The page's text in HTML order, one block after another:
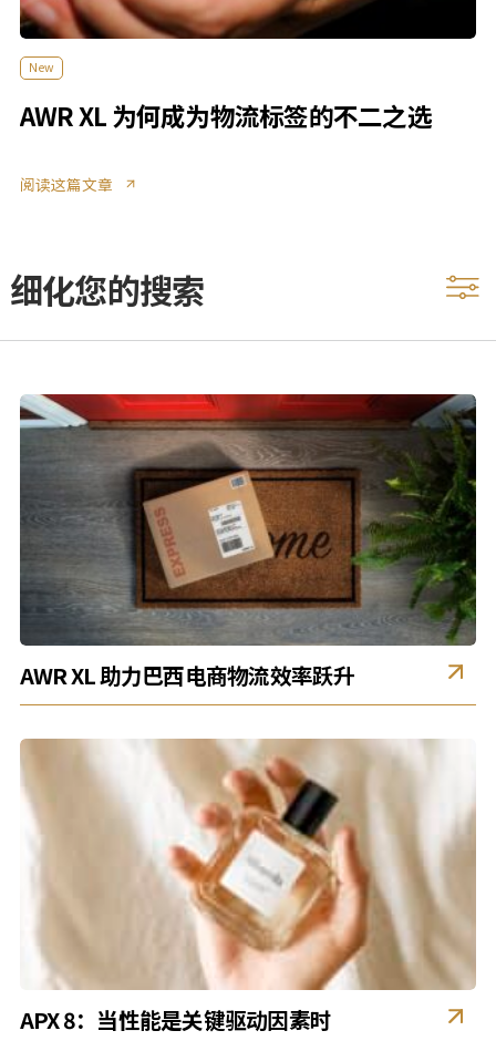
New
AWR XL 为何成为物流标签的不二之选
阅读这篇文章
细化您的搜索
AWR XL 助力巴西电商物流效率跃升
APX 8：当性能是关键驱动因素时